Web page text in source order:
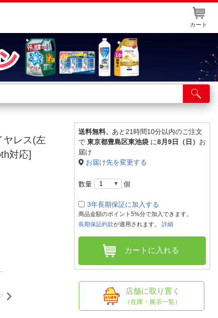
カート
舗サービス
ト取り置き
舗情報・店舗一覧
ヤレス(左
対応]
送料無料、 あと21時間10分以内のご注文
で 東京都豊島区東池袋 に8月9日（日） お
届け
お届け先を変更する
数量 個
3年長期保証に加入する
商品金額のポイント5%分で加入できます。
長期保証約款が適用されます。 詳細
カートに入れる
店舗に取り置く
（在庫・展示一覧）